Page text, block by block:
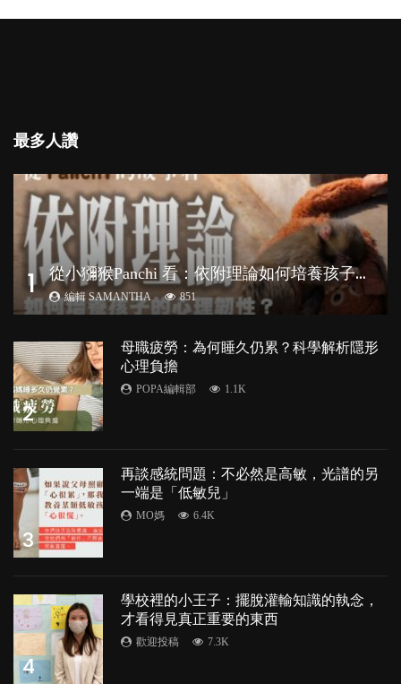
最多人讚
1 從
小獼猴Panchi 看：依附理論如何培養孩子心理韌性？
編輯 SAMANTHA 851
2
母職疲勞：為何睡久仍累？科學解析隱形
心理負擔
POPA編輯部 1.1K
3
再談感統問題：不必然是高敏，光譜的另
一端是「低敏兒」
MO媽 6.4K
4
學校裡的小王子：擺脫灌輸知識的執念，
才看得見真正重要的東西
歡迎投稿 7.3K